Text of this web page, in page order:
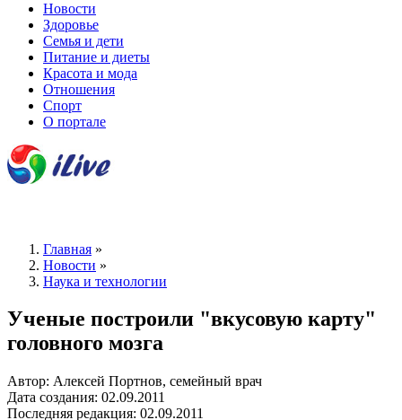
Новости
Здоровье
Семья и дети
Питание и диеты
Красота и мода
Отношения
Спорт
О портале
Главная »
Новости »
Наука и технологии
Ученые построили "вкусовую карту"
головного мозга
Автор: Алексей Портнов, семейный врач
Дата создания: 02.09.2011
Последняя редакция: 02.09.2011